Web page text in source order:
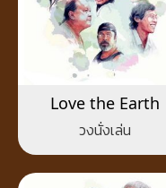
Love the Earth
วงนั่งเล่น